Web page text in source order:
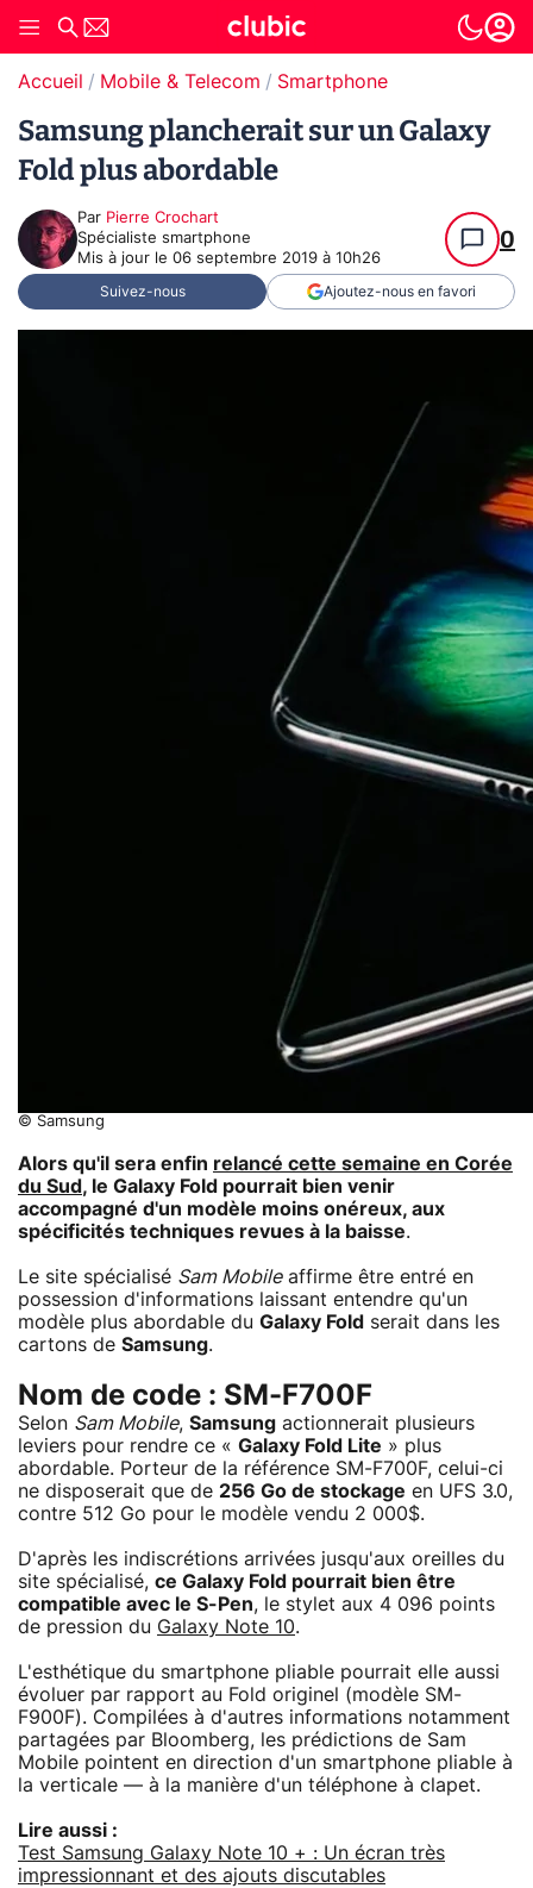
Accueil Mobile & Telecom Smartphone
Samsung plancherait sur un Galaxy
Fold plus abordable
Par Pierre Crochart
Spécialiste smartphone
Mis à jour le 06 septembre 2019 à 10h26
0
Suivez-nous Ajoutez-nous en favori
© Samsung
Alors qu'il sera enfin relancé cette semaine en Corée
du Sud , le Galaxy Fold pourrait bien venir
accompagné d'un modèle moins onéreux, aux
spécificités techniques revues à la baisse.
Le site spécialisé Sam Mobileaffirme être entré en
possession d'informations laissant entendre qu'un
modèle plus abordable du Galaxy Fold serait dans les
cartons de Samsung.
Nom de code : SM-F700F
Selon Sam Mobile, Samsung actionnerait plusieurs
leviers pour rendre ce « Galaxy Fold Lite » plus
abordable. Porteur de la référence SM-F700F, celui-ci
ne disposerait que de 256 Go de stockage en UFS 3.0,
contre 512 Go pour le modèle vendu 2 000$.
D'après les indiscrétions arrivées jusqu'aux oreilles du
site spécialisé, ce Galaxy Fold pourrait bien être
compatible avec le S-Pen, le stylet aux 4 096 points
de pression du Galaxy Note 10.
L'esthétique du smartphone pliable pourrait elle aussi
évoluer par rapport au Fold originel (modèle SM-
F900F). Compilées à d'autres informations notamment
partagées par Bloomberg, les prédictions de Sam
Mobile pointent en direction d'un smartphone pliable à
la verticale — à la manière d'un téléphone à clapet.
Lire aussi :
Test Samsung Galaxy Note 10 + : Un écran très
impressionnant et des ajouts discutables